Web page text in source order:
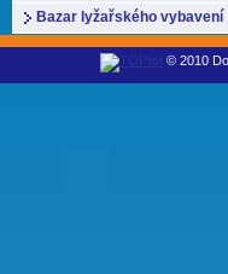
Bazar lyžařského vybavení
© 2010